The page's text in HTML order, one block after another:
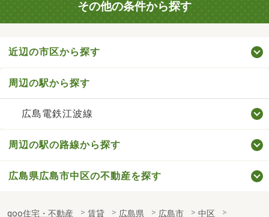
その他の条件から探す
近辺の市区から探す
周辺の駅から探す
広島電鉄江波線
周辺の駅の路線から探す
広島県広島市中区の不動産を探す
goo住宅・不動産 賃貸 広島県 広島市
中区